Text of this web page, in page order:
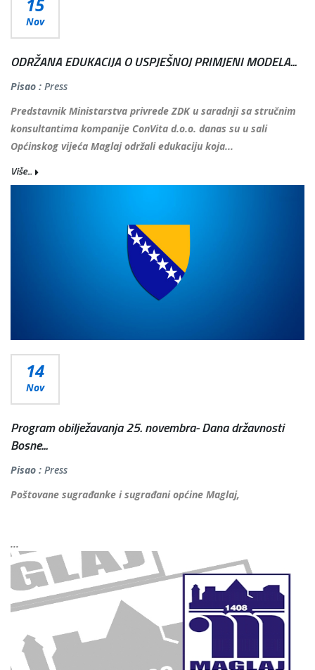
Nov
ODRŽANA EDUKACIJA O USPJEŠNOJ PRIMJENI MODELA...
Pisao : Press
Predstavnik Ministarstva privrede ZDK u saradnji sa stručnim
konsultantima kompanije ConVita d.o.o. danas su u sali
Općinskog vijeća Maglaj održali edukaciju koja...
Više...
14
Nov
Program obilježavanja 25. novembra- Dana državnosti
Bosne...
Pisao : Press
Poštovane sugrađanke i sugrađani općine Maglaj,
...
Više...